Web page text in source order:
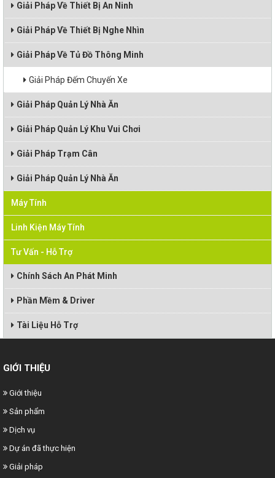
Giải Pháp Về Thiết Bị An Ninh
Giải Pháp Về Thiết Bị Nghe Nhìn
Giải Pháp Về Tủ Đồ Thông Minh
Giải Pháp Đếm Chuyến Xe
Giải Pháp Quản Lý Nhà Ăn
Giải Pháp Quản Lý Khu Vui Chơi
Giải Pháp Trạm Cân
Giải Pháp Quản Lý Nhà Ăn
Máy Tính
Linh Kiện Máy Tính
Tư Vấn - Hỗ Trợ
Chính Sách An Phát Minh
Phần Mềm & Driver
Tài Liệu Hỗ Trợ
GIỚI THIỆU
Giới thiệu
Sản phẩm
Dịch vụ
Dự án đã thực hiện
Giải pháp